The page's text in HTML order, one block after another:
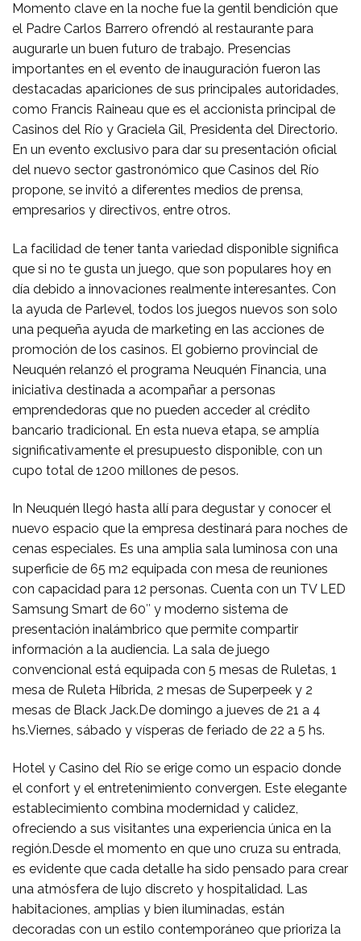
Momento clave en la noche fue la gentil bendición que
el Padre Carlos Barrero ofrendó al restaurante para
augurarle un buen futuro de trabajo. Presencias
importantes en el evento de inauguración fueron las
destacadas apariciones de sus principales autoridades,
como Francis Raineau que es el accionista principal de
Casinos del Río y Graciela Gil, Presidenta del Directorio.
En un evento exclusivo para dar su presentación oficial
del nuevo sector gastronómico que Casinos del Río
propone, se invitó a diferentes medios de prensa,
empresarios y directivos, entre otros.
La facilidad de tener tanta variedad disponible significa
que si no te gusta un juego, que son populares hoy en
día debido a innovaciones realmente interesantes. Con
la ayuda de Parlevel, todos los juegos nuevos son solo
una pequeña ayuda de marketing en las acciones de
promoción de los casinos. El gobierno provincial de
Neuquén relanzó el programa Neuquén Financia, una
iniciativa destinada a acompañar a personas
emprendedoras que no pueden acceder al crédito
bancario tradicional. En esta nueva etapa, se amplía
significativamente el presupuesto disponible, con un
cupo total de 1200 millones de pesos.
In Neuquén llegó hasta allí para degustar y conocer el
nuevo espacio que la empresa destinará para noches de
cenas especiales. Es una amplia sala luminosa con una
superficie de 65 m2 equipada con mesa de reuniones
con capacidad para 12 personas. Cuenta con un TV LED
Samsung Smart de 60″ y moderno sistema de
presentación inalámbrico que permite compartir
información a la audiencia. La sala de juego
convencional está equipada con 5 mesas de Ruletas, 1
mesa de Ruleta Híbrida, 2 mesas de Superpeek y 2
mesas de Black Jack.De domingo a jueves de 21 a 4
hs.Viernes, sábado y vísperas de feriado de 22 a 5 hs.
Hotel y Casino del Río se erige como un espacio donde
el confort y el entretenimiento convergen. Este elegante
establecimiento combina modernidad y calidez,
ofreciendo a sus visitantes una experiencia única en la
región.Desde el momento en que uno cruza su entrada,
es evidente que cada detalle ha sido pensado para crear
una atmósfera de lujo discreto y hospitalidad. Las
habitaciones, amplias y bien iluminadas, están
decoradas con un estilo contemporáneo que prioriza la